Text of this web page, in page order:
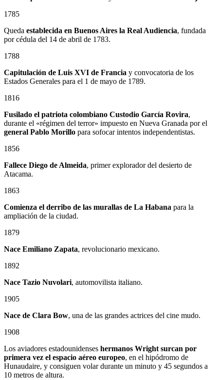
1785
Queda establecida en Buenos Aires la Real Audiencia, fundada
por cédula del 14 de abril de 1783.
1788
Capitulación de Luis XVI de Francia y convocatoria de los
Estados Generales para el 1 de mayo de 1789.
1816
Fusilado el patriota colombiano Custodio García Rovira,
durante el «régimen del terror» impuesto en Nueva Granada por el
general Pablo Morillo para sofocar intentos independentistas.
1856
Fallece Diego de Almeida, primer explorador del desierto de
Atacama.
1863
Comienza el derribo de las murallas de La Habana para la
ampliación de la ciudad.
1879
Nace Emiliano Zapata, revolucionario mexicano.
1892
Nace Tazio Nuvolari, automovilista italiano.
1905
Nace de Clara Bow, una de las grandes actrices del cine mudo.
1908
Los aviadores estadounidenses hermanos Wright surcan por
primera vez el espacio aéreo europeo, en el hipódromo de
Hunaudaire, y consiguen volar durante un minuto y 45 segundos a
10 metros de altura.